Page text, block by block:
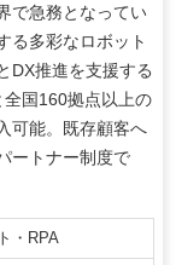
で急務となってい
る多彩なロボット
DX推進を支援する
国160拠点以上の
可能。既存顧客へ
ートナー制度で
・RPA